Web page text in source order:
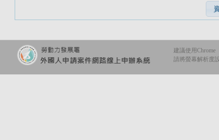
建議使用Chrome
請將螢幕解析度